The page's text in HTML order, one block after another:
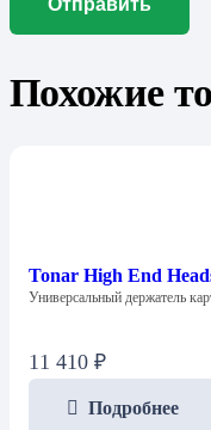
Похожие
Tonar High End
Универсальный держатель
11 410 ₽
Подробнее